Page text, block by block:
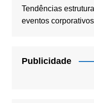
Tendências
eventos corporativos
Publicidade